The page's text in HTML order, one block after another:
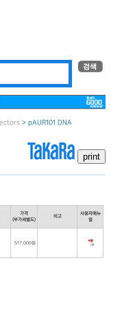
> pAUR101 DNA
가격
(부가세별도)
비고
사용자매뉴
얼
517,000원